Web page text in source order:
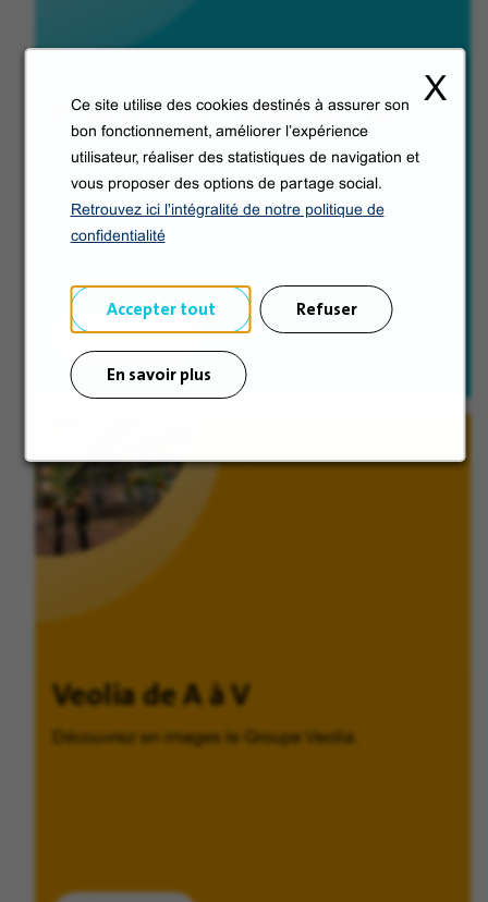
X
Ce site utilise des cookies destinés à assurer son
bon fonctionnement, améliorer l’expérience
utilisateur, réaliser des statistiques de navigation et
vous proposer des options de partage social.
Retrouvez ici l'intégralité de notre politique de
confidentialité
Accepter tout Refuser
En savoir plus
Pourquoi rejoindre Veolia ?
5 atouts qui font de Veolia l'employeur de référence
des métiers de la transformation écologique.
Découvrir
Veolia de A à V
Découvrez en images le Groupe Veolia.